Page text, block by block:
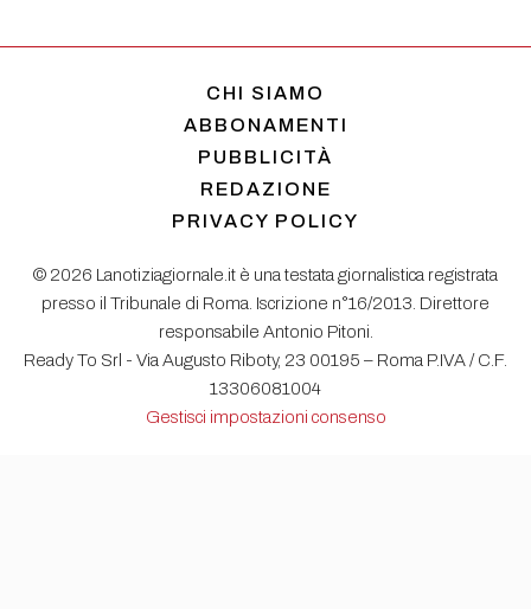
CHI SIAMO
ABBONAMENTI
PUBBLICITÀ
REDAZIONE
PRIVACY POLICY
© 2026 Lanotiziagiornale.it è una testata giornalistica registrata
presso il Tribunale di Roma. Iscrizione n°16/2013. Direttore
responsabile Antonio Pitoni.
Ready To Srl - Via Augusto Riboty, 23 00195 – Roma P.IVA / C.F.
13306081004
Gestisci impostazioni consenso